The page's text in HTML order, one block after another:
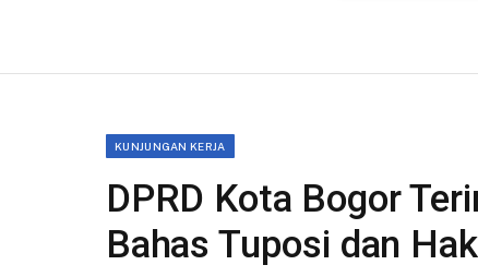
KUNJUNGAN KERJA
DPRD Kota Bogor
Bahas Tuposi dan